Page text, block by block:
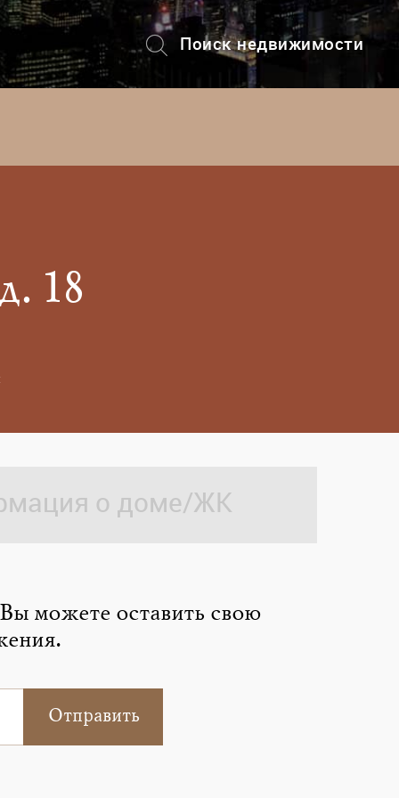
Поиск недвижимости
+7 (495) 228-82-08
18
о доме/ЖК
можете оставить свою
Отправить